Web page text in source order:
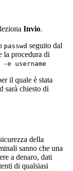
Invio.
passwd seguito dal
la procedura di
-e username
il quale è stata
sarà chiesto di
della
sanno che una
a denaro, dati
di qualsiasi